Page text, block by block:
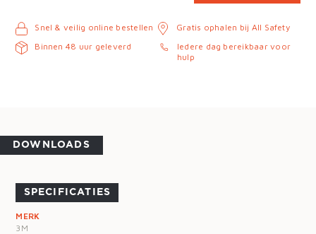
Snel & veilig online bestellen
Binnen 48 uur geleverd
Gratis ophalen bij All Safety
Iedere dag bereikbaar voor
hulp
DOWNLOADS
SPECIFICATIES
MERK
3M